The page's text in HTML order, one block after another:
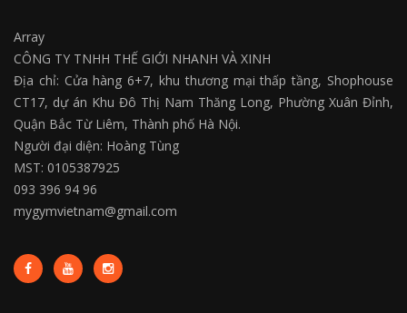
Array
CÔNG TY TNHH THẾ GIỚI NHANH VÀ XINH
Địa chỉ: Cửa hàng 6+7, khu thương mại thấp tầng, Shophouse
CT17, dự án Khu Đô Thị Nam Thăng Long, Phường Xuân Đỉnh,
Quận Bắc Từ Liêm, Thành phố Hà Nội.
Người đại diện: Hoàng Tùng
MST: 0105387925
093 396 94 96
mygymvietnam@gmail.com